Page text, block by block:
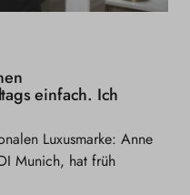
einfach. Ich
Luxusmarke: Anne
Munich, hat früh